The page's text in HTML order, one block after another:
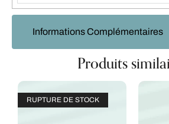
Informations Complémentaires
Produits
RUPTURE DE STOCK